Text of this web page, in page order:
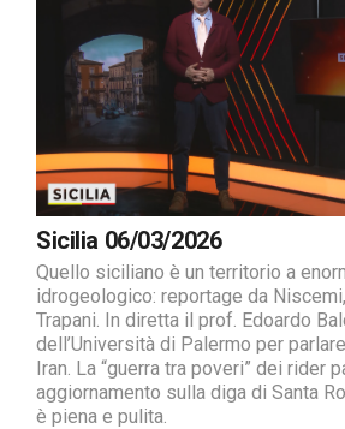
Sicilia 06/03/2026
Quello siciliano è un territorio a
idrogeologico: reportage da
Trapani. In diretta il prof. Edoardo
dell’Università di Palermo per
Iran. La “guerra tra poveri” dei rider
aggiornamento sulla diga di Santa
è piena e pulita.